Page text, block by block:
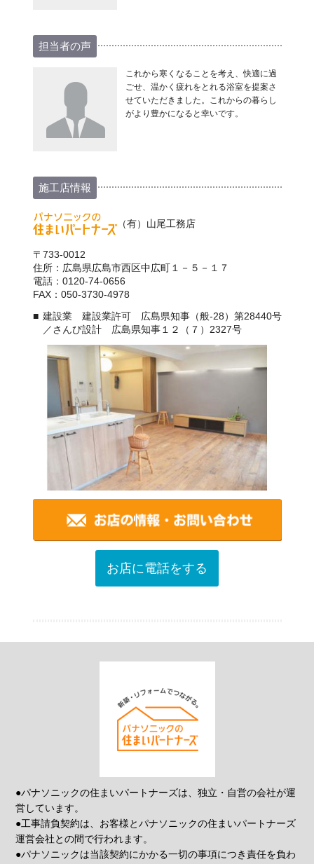
担当者の声
これから寒くなることを考え、快適に過
ごせ、温かく疲れをとれる浴室を提案さ
せていただきました。これからの暮らし
がより豊かになると幸いです。
施工店情報
（有）山尾工務店
〒733-0012
住所：広島県広島市西区中広町１－５－１７
電話：0120-74-0656
FAX：050-3730-4978
建設業 建設業許可 広島県知事（般-28）第28440号
／さんび設計 広島県知事１２（７）2327号
お店に電話をする
●パナソニックの住まいパートナーズは、独立・自営の会社が運
営しています。
●工事請負契約は、お客様とパナソニックの住まいパートナーズ
運営会社との間で行われます。
●パナソニックは当該契約にかかる一切の事項につき責任を負わ